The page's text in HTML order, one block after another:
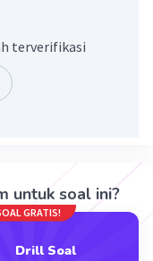
adalah B. 3√3
terverifikasi
untuk soal ini?
GRATIS!
Drill Soal